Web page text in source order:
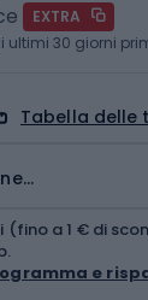
Tabella delle
EXTRA
ultimi 30 giorni
(fino a 1 € di
e